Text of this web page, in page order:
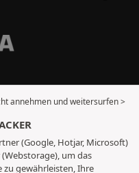
annehmen und weitersurfen >
(Google, Hotjar, Microsoft)
um das
zu gewährleisten, Ihre